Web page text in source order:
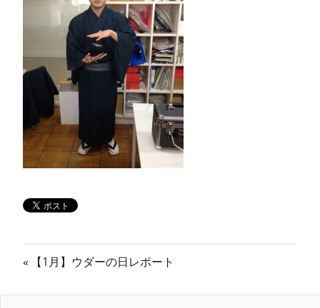
ン
ス
マ
ガ
ジ
投
稿
前【1月】ウダーの日レポート